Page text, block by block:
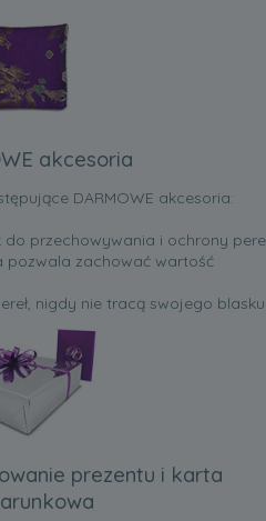
akcesoria
DARMOWE akcesoria:
przechowywania i ochrony
pozwala zachować wartość
nigdy nie tracą swojego
prezentu i karta